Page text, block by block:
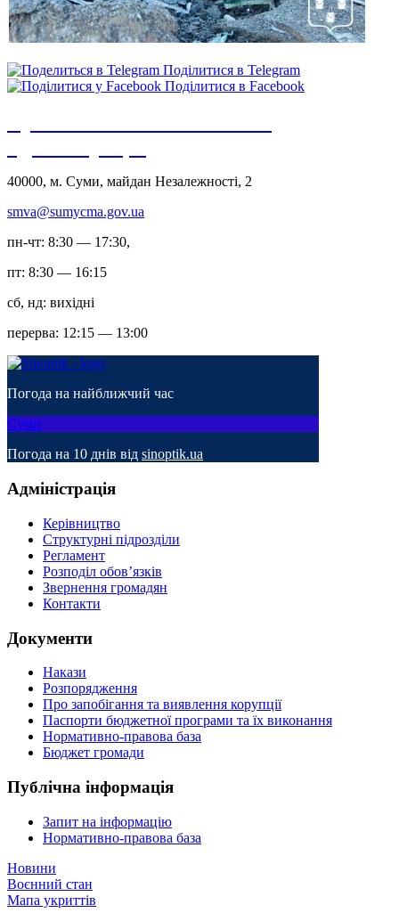
Поділитися в Telegram
Поділитися в Facebook
40000, м. Суми, майдан Незалежності, 2
smva@sumycma.gov.ua
пн-чт: 8:30 — 17:30,
пт: 8:30 — 16:15
сб, нд: вихідні
перерва: 12:15 — 13:00
Погода на найближчий час
Суми
Погода на 10 днів від sinoptik.ua
Адміністрація
Керівництво
Структурні підрозділи
Регламент
Розподіл обов’язків
Звернення громадян
Контакти
Документи
Накази
Розпорядження
Про запобігання та виявлення корупції
Паспорти бюджетної програми та їх виконання
Нормативно-правова база
Бюджет громади
Публічна інформація
Запит на інформацію
Нормативно-правова база
Новини
Воєнний стан
Мапа укриттів